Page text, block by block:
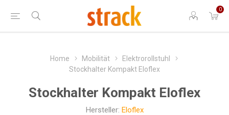
0
Home Mobilität
Elektrorollstuhl
Stockhalter Kompakt Eloflex
Stockhalter Kompakt Eloflex
Hersteller: Eloflex